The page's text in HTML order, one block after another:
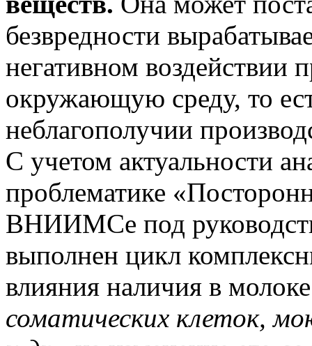
безвредности
негативном воздействии
окружающую среду, то
неблагополучии
С учетом актуальности
проблематике
BHИИMCe под
выполнен цикл
влияния наличия в
соматических клеток,